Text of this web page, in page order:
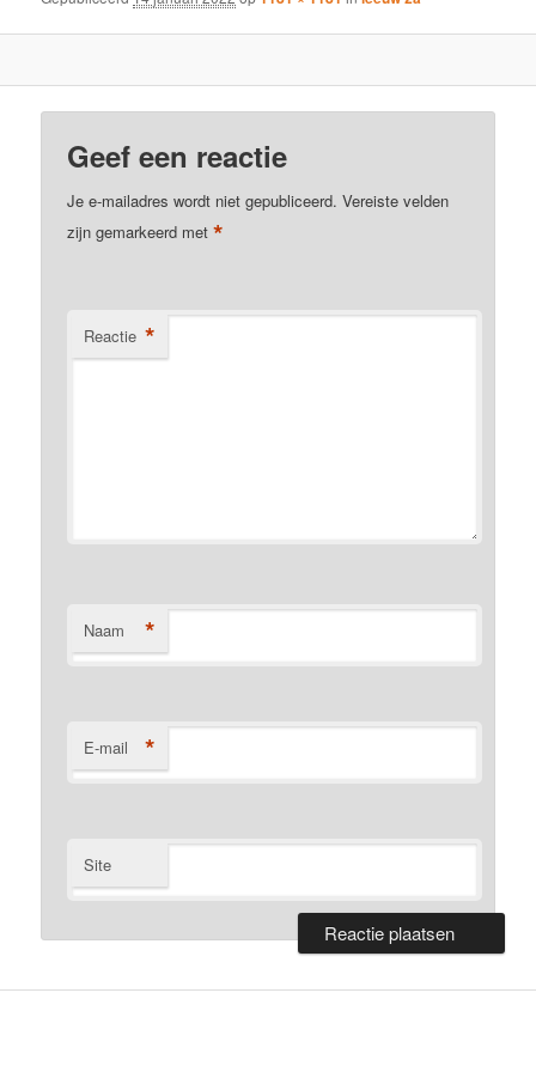
Geef een reactie
Je e-mailadres wordt niet gepubliceerd. Vereiste velden
zijn gemarkeerd met*
Reactie *
Naam *
E-mail *
Site